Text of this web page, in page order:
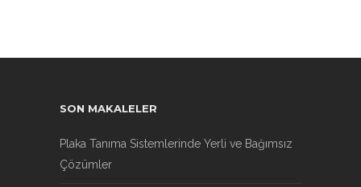
SON MAKALELER
Plaka Tanıma Sistemlerinde Yerli ve Bağımsız
Çözümler